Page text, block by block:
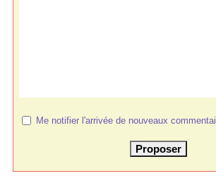
Me notifier l'arrivée de nouveaux